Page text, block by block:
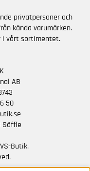
privatpersoner och
kända varumärken.
i vårt sortimentet.
AB
50
Säffle
Butik.